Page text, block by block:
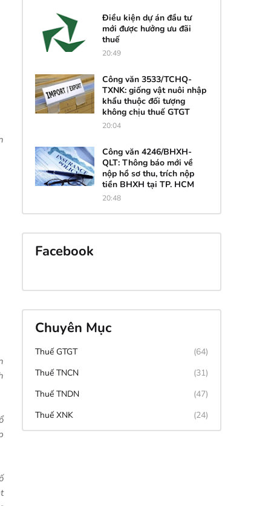
Điều kiện dự án đầu tư
mới được hưởng ưu đãi
thuế
20:49
Công văn 3533/TCHQ-
TXNK: giống vật nuôi nhập
khẩu thuộc đối tượng
không chịu thuế GTGT
20:04
Công văn 4246/BHXH-
QLT: Thông báo mới về
nộp hồ sơ thu, trích nộp
tiền BHXH tại TP. HCM
20:48
Facebook
Chuyên Mục
Thuế GTGT
(64)
Thuế TNCN
(31)
Thuế TNDN
(47)
Thuế XNK
(24)